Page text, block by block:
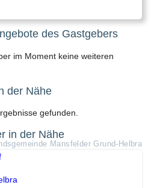
des Gastgebers
im Moment keine weiteren
der Nähe
gefunden.
in der Nähe
Mansfelder Grund-Helbra